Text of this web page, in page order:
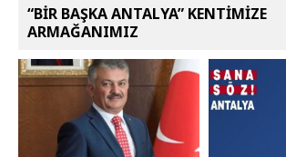
“BİR BAŞKA ANTALYA” KENTİMİZE
ARMAĞANIMIZ